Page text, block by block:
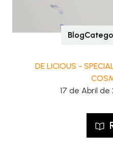
DE LICIOUS -
17 de Abril de